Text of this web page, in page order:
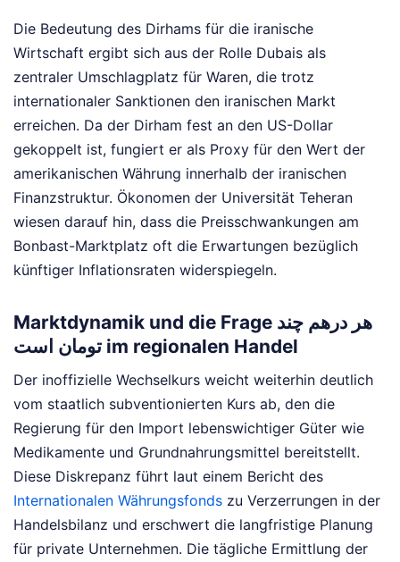
Die Bedeutung des Dirhams für die iranische
Wirtschaft ergibt sich aus der Rolle Dubais als
zentraler Umschlagplatz für Waren, die trotz
internationaler Sanktionen den iranischen Markt
erreichen. Da der Dirham fest an den US-Dollar
gekoppelt ist, fungiert er als Proxy für den Wert der
amerikanischen Währung innerhalb der iranischen
Finanzstruktur. Ökonomen der Universität Teheran
wiesen darauf hin, dass die Preisschwankungen am
Bonbast-Marktplatz oft die Erwartungen bezüglich
künftiger Inflationsraten widerspiegeln.
Marktdynamik und die Frage هر درهم چند
تومان است im regionalen Handel
Der inoffizielle Wechselkurs weicht weiterhin deutlich
vom staatlich subventionierten Kurs ab, den die
Regierung für den Import lebenswichtiger Güter wie
Medikamente und Grundnahrungsmittel bereitstellt.
Diese Diskrepanz führt laut einem Bericht des
Internationalen Währungsfonds zu Verzerrungen in der
Handelsbilanz und erschwert die langfristige Planung
für private Unternehmen. Die tägliche Ermittlung der